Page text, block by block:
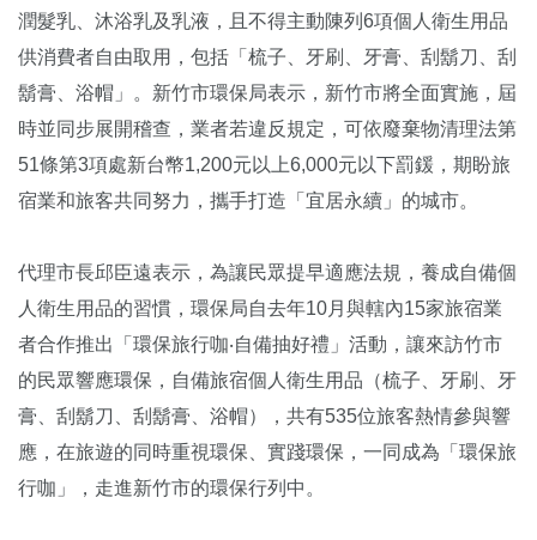
潤髮乳、沐浴乳及乳液，且不得主動陳列6項個人衛生用品
供消費者自由取用，包括「梳子、牙刷、牙膏、刮鬍刀、刮
鬍膏、浴帽」。新竹市環保局表示，新竹市將全面實施，屆
時並同步展開稽查，業者若違反規定，可依廢棄物清理法第
51條第3項處新台幣1,200元以上6,000元以下罰鍰，期盼旅
宿業和旅客共同努力，攜手打造「宜居永續」的城市。
代理市長邱臣遠表示，為讓民眾提早適應法規，養成自備個
人衛生用品的習慣，環保局自去年10月與轄內15家旅宿業
者合作推出「環保旅行咖‧自備抽好禮」活動，讓來訪竹市
的民眾響應環保，自備旅宿個人衛生用品（梳子、牙刷、牙
膏、刮鬍刀、刮鬍膏、浴帽），共有535位旅客熱情參與響
應，在旅遊的同時重視環保、實踐環保，一同成為「環保旅
行咖」，走進新竹市的環保行列中。